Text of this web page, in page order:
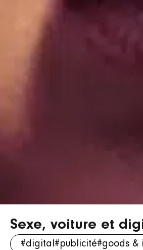
Sexe, voiture et
#digital#publicité#goods &